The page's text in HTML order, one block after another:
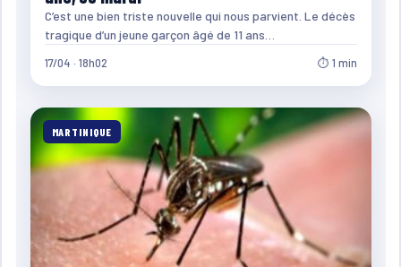
C’est une bien triste nouvelle qui nous parvient. Le décès
tragique d’un jeune garçon âgé de 11 ans…
17/04 · 18h02 ⏱ 1 min
MARTINIQUE